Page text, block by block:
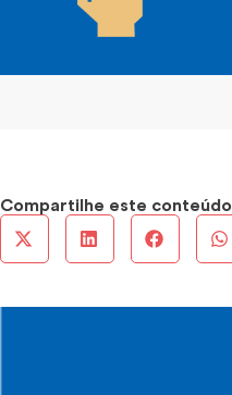
Compartilhe este conteúdo